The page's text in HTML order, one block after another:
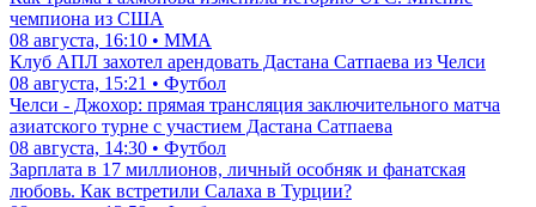
чемпиона из США
08 августа, 16:10 • ММА
Клуб АПЛ захотел арендовать Дастана Сатпаева из Челси
08 августа, 15:21 • Футбол
Челси - Джохор: прямая трансляция заключительного матча
азиатского турне с участием Дастана Сатпаева
08 августа, 14:30 • Футбол
Зарплата в 17 миллионов, личный особняк и фанатская
любовь. Как встретили Салаха в Турции?